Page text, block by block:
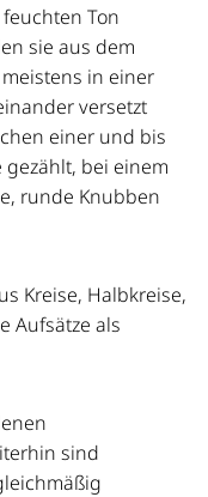
Ton
sie aus dem
in einer
versetzt
einer und bis
bei einem
runde Knubben
Kreise, Halbkreise,
Aufsätze als
sind